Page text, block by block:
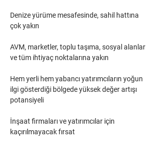
Denize yürüme mesafesinde, sahil hattına
çok yakın
AVM, marketler, toplu taşıma, sosyal alanlar
ve tüm ihtiyaç noktalarına yakın
Hem yerli hem yabancı yatırımcıların yoğun
ilgi gösterdiği bölgede yüksek değer artışı
potansiyeli
İnşaat firmaları ve yatırımcılar için
kaçırılmayacak fırsat